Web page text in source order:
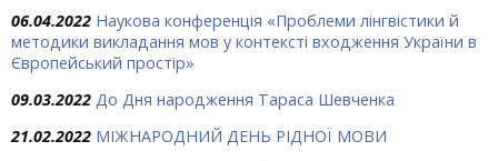
06.04.2022 Наукова конференція «Проблеми лінгвістики й
методики викладання мов у контексті входження України в
Європейський простір»
09.03.2022 До Дня народження Тараса Шевченка
21.02.2022 МІЖНАРОДНИЙ ДЕНЬ РІДНОЇ МОВИ